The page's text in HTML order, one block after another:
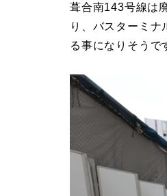
葺合南143号線は
り、バスターミ
る事になりそうで